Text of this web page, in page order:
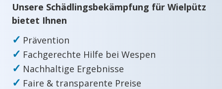
Unsere Schädlingsbekämpfung für Wielpütz
bietet Ihnen
✓ Prävention
✓ Fachgerechte Hilfe bei Wespen
✓ Nachhaltige Ergebnisse
✓ Faire & transparente Preise